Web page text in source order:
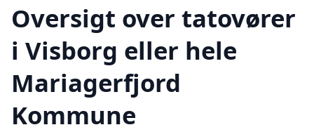
Oversigt over tatovører
i Visborg eller hele
Mariagerfjord
Kommune